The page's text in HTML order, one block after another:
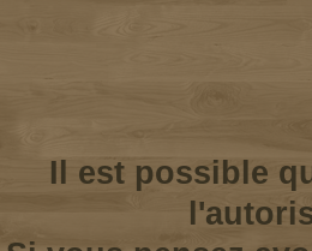
Il est possible